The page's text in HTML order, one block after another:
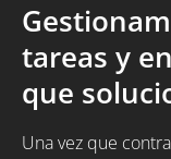
tareas y
que
Una vez que